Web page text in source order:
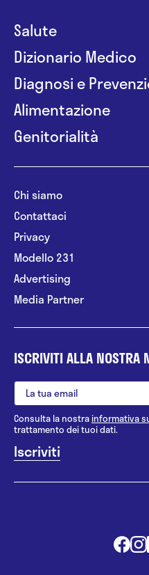
Salute
Dizionario Medico
Diagnosi e
Alimentazione
Genitorialità
Chi siamo
Contattaci
Privacy
Modello 231
Advertising
Media Partner
ISCRIVITI ALLA NOSTRA
Consulta la nostrainformativa
trattamento dei tuoi dati.